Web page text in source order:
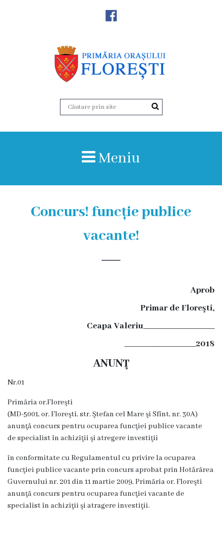
Primăria
Structura,
Organigrama
primarului
Proiecte
investiționale
Proiecte
în
derulare
Meniu
Concurs! funcție publice
vacante!
Aprob
Primar de Floreşti,
Ceapa Valeriu________________
________________2018
ANUNŢ
Nr.01
Primăria or.Floreşti
(MD-5001, or. Floreşti, str. Ştefan cel Mare şi Sfînt, nr. 30A)
anunţă concurs pentru ocuparea funcţiei publice vacante
de specialist în achiziţii şi atregere investiţii
în conformitate cu Regulamentul cu privire la ocuparea
funcţiei publice vacante prin concurs aprobat prin Hotărârea
Guvernului nr. 201 din 11 martie 2009, Primăria or. Floreşti
anunţă concurs pentru ocuparea funcţiei vacante de
specialist în achiziţii şi atragere investiţii.